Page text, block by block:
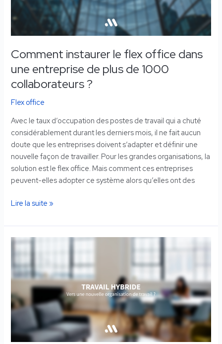
Comment instaurer le flex office dans
une entreprise de plus de 1000
collaborateurs ?
Flex office
Avec le taux d’occupation des postes de travail qui a chuté
considérablement durant les derniers mois, il ne fait aucun
doute que les entreprises doivent s’adapter et définir une
nouvelle façon de travailler. Pour les grandes organisations, la
solution est le flex office. Mais comment ces entreprises
peuvent-elles adopter ce système alors qu’elles ont des
une
entreprise
de
1000
collaborateurs
?
Lire la suite »
Travail
vers
une
nouvelle
organisation
travail